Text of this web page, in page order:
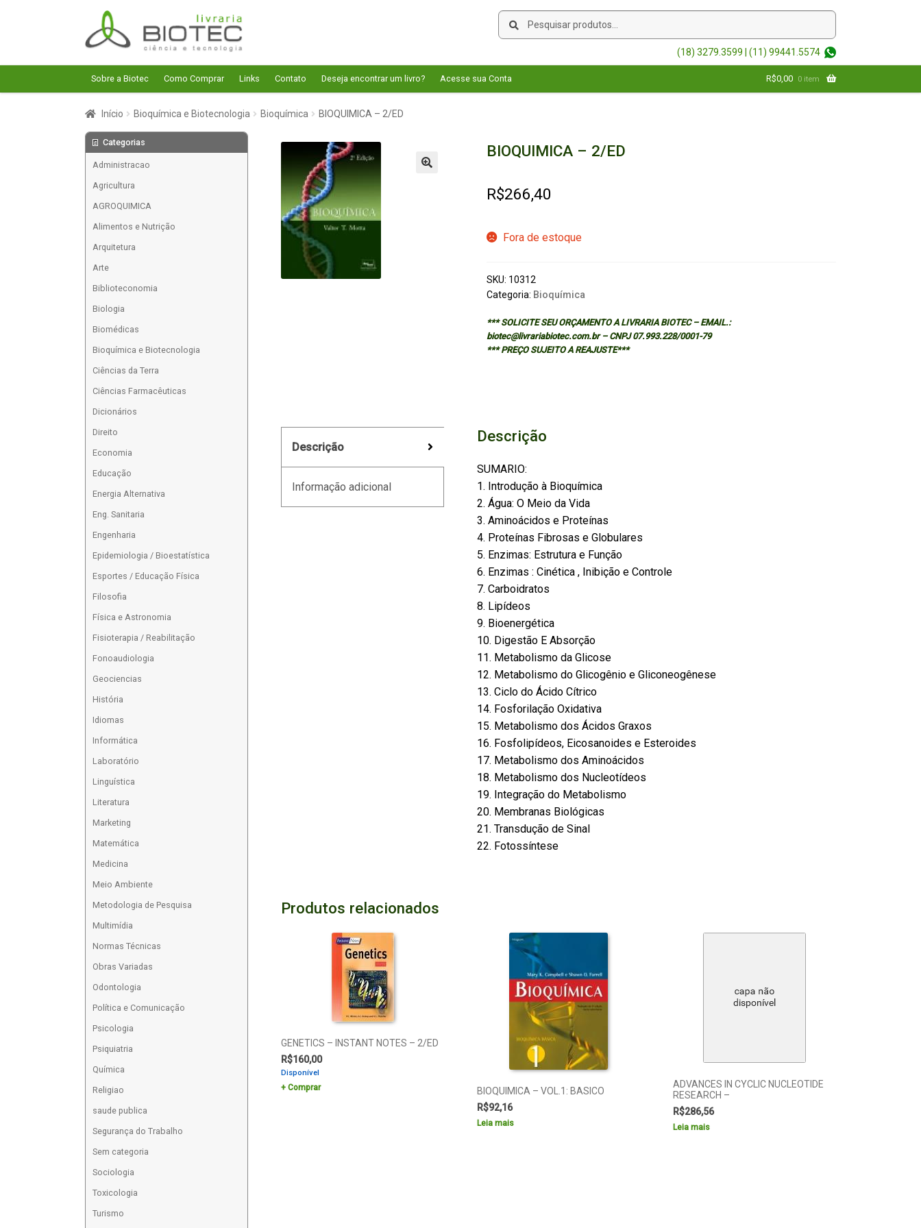
Pular
para
navegação
Pular
para
o
conteúdo
Pesquisar
Pesquisar
(18) 3279.3599 | (11) 99441.5574
Sobre a Biotec Como Comprar Links Contato Deseja encontrar um livro? Acesse sua Conta R$0,00 0 item
Início Bioquímica e Biotecnologia Bioquímica BIOQUIMICA – 2/ED
BIOQUIMICA – 2/ED
R$266,40
Fora de estoque
SKU: 10312
Categoria: Bioquímica
*** SOLICITE SEU ORÇAMENTO A LIVRARIA BIOTEC – EMAIL.:
biotec@livrariabiotec.com.br – CNPJ 07.993.228/0001-79
*** PREÇO SUJEITO A REAJUSTE***
Descrição
Informação adicional
Descrição
SUMARIO:
1. Introdução à Bioquímica
2. Água: O Meio da Vida
3. Aminoácidos e Proteínas
4. Proteínas Fibrosas e Globulares
5. Enzimas: Estrutura e Função
6. Enzimas : Cinética , Inibição e Controle
7. Carboidratos
8. Lipídeos
9. Bioenergética
10. Digestão E Absorção
11. Metabolismo da Glicose
12. Metabolismo do Glicogênio e Gliconeogênese
13. Ciclo do Ácido Cítrico
14. Fosforilação Oxidativa
15. Metabolismo dos Ácidos Graxos
16. Fosfolipídeos, Eicosanoides e Esteroides
17. Metabolismo dos Aminoácidos
18. Metabolismo dos Nucleotídeos
19. Integração do Metabolismo
20. Membranas Biológicas
21. Transdução de Sinal
22. Fotossíntese
Produtos relacionados
GENETICS – INSTANT NOTES – 2/ED
R$160,00
Disponível
Comprar
BIOQUIMICA – VOL.1: BASICO
R$92,16
Leia mais
ADVANCES IN CYCLIC NUCLEOTIDE
RESEARCH –
R$286,56
Leia mais
Categorias
Administracao
Agricultura
AGROQUIMICA
Alimentos e Nutrição
Arquitetura
Arte
Biblioteconomia
Biologia
Biomédicas
Bioquímica e Biotecnologia
Ciências da Terra
Ciências Farmacêuticas
Dicionários
Direito
Economia
Educação
Energia Alternativa
Eng. Sanitaria
Engenharia
Epidemiologia / Bioestatística
Esportes / Educação Física
Filosofia
Física e Astronomia
Fisioterapia / Reabilitação
Fonoaudiologia
Geociencias
História
Idiomas
Informática
Laboratório
Linguística
Literatura
Marketing
Matemática
Medicina
Meio Ambiente
Metodologia de Pesquisa
Multimídia
Normas Técnicas
Obras Variadas
Odontologia
Política e Comunicação
Psicologia
Psiquiatria
Química
Religiao
saude publica
Segurança do Trabalho
Sem categoria
Sociologia
Toxicologia
Turismo